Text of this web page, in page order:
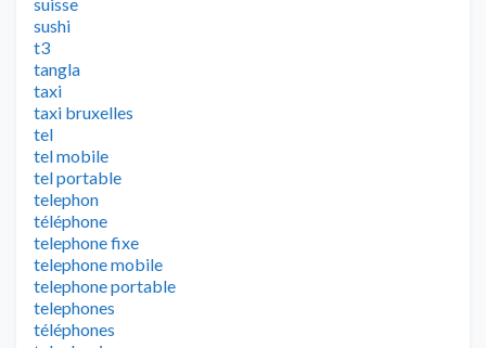
sushi
t3
tangla
taxi
taxi bruxelles
tel
tel mobile
tel portable
telephon
téléphone
telephone fixe
telephone mobile
telephone portable
telephones
téléphones